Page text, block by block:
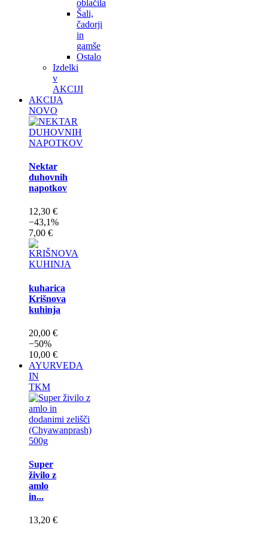
oblačila
Šali,
čadorji
in
gamše
Ostalo
Izdelki
v
AKCIJI
AKCIJA
NOVO
Nektar
duhovnih
napotkov
12,30 €
−43,1%
7,00 €
kuharica
Krišnova
kuhinja
20,00 €
−50%
10,00 €
AYURVEDA
IN
TKM
Super
živilo z
amlo
in...
13,20 €